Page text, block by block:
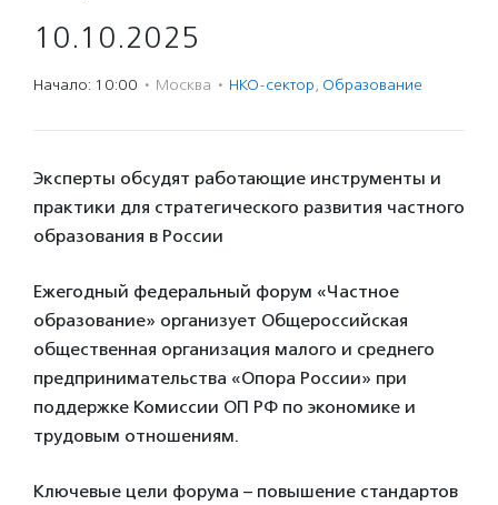
10.10.2025
Начало: 10:00 · Москва · НКО-сектор, Образование
Эксперты обсудят работающие инструменты и
практики для стратегического развития частного
образования в России
Ежегодный федеральный форум «Частное
образование» организует Общероссийская
общественная организация малого и среднего
предпринимательства «Опора России» при
поддержке Комиссии ОП РФ по экономике и
трудовым отношениям.
Ключевые цели форума – повышение стандартов